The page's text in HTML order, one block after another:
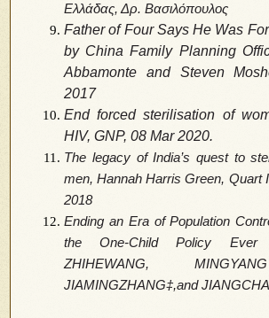
Ελλάδας, Δρ.Bασιλόπουλος
Father of Four Says He Was
by China Family Planning
Abbamonte and Steven
2017
End forced sterilisation of
HIV, GNP, 08 Mar 2020.
The legacy of India’s quest to
men,Hannah Harris Green, Quart
2018
Ending an Era of Population
the One-Child Policy Ever
ZHIHEWANG,
JIAMINGZHANG‡,and